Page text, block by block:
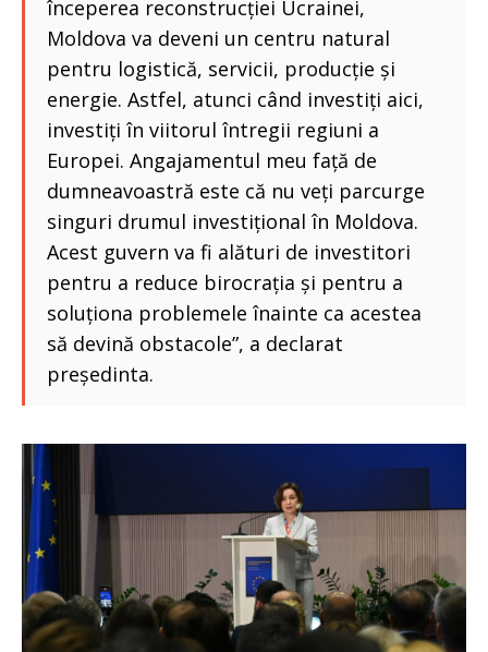
începerea reconstrucției Ucrainei,
Moldova va deveni un centru natural
pentru logistică, servicii, producție și
energie. Astfel, atunci când investiți aici,
investiți în viitorul întregii regiuni a
Europei. Angajamentul meu față de
dumneavoastră este că nu veți parcurge
singuri drumul investițional în Moldova.
Acest guvern va fi alături de investitori
pentru a reduce birocrația și pentru a
soluționa problemele înainte ca acestea
să devină obstacole”, a declarat
președinta.